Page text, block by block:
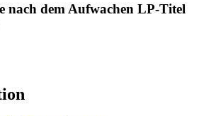
nach dem Aufwachen LP-Titel